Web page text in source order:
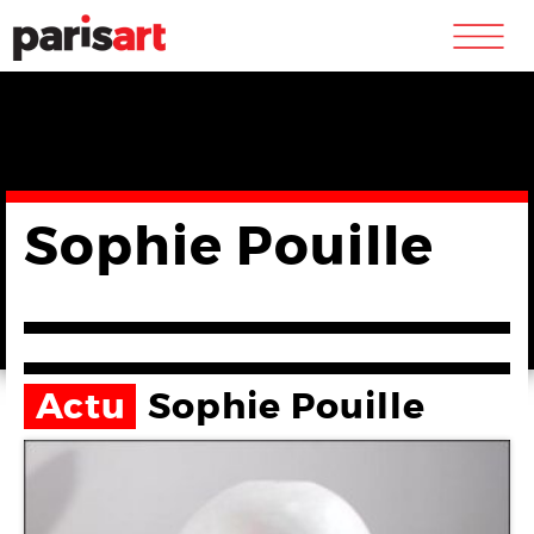
m
Sophie Pouille
Actu Sophie Pouille